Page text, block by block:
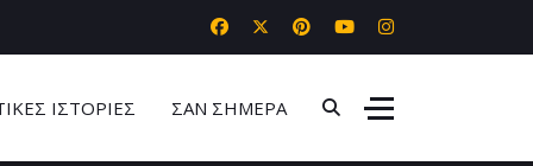
ΙΣΤΟΡΙΕΣ ΣΑΝ ΣΗΜΕΡΑ